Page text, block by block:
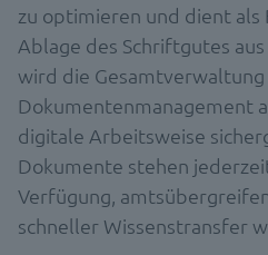
zu optimieren und dient als
Ablage des Schriftgutes
wird die Gesamtverwaltung
Dokumentenmanagement
digitale Arbeitsweise
Dokumente stehen
Verfügung,
schneller Wissenstransfer